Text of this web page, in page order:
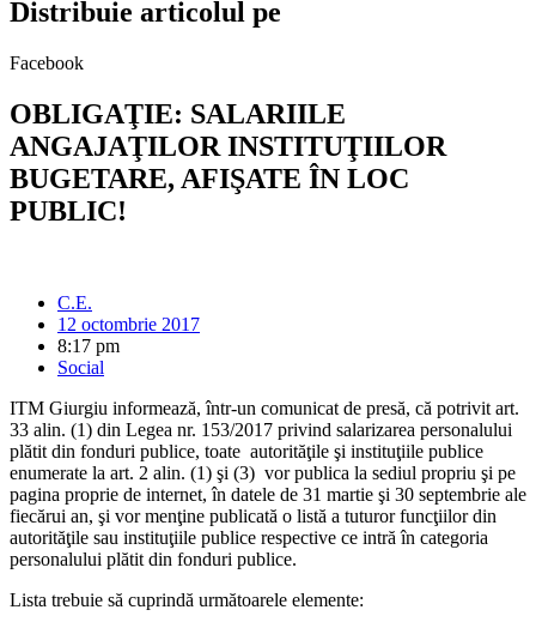
Distribuie articolul pe
Facebook
OBLIGAŢIE: SALARIILE
ANGAJAŢILOR INSTITUŢIILOR
BUGETARE, AFIŞATE ÎN LOC
PUBLIC!
C.E.
12 octombrie 2017
8:17 pm
Social
ITM Giurgiu informează, într-un comunicat de presă, că potrivit art.
33 alin. (1) din Legea nr. 153/2017 privind salarizarea personalului
plătit din fonduri publice, toate autorităţile şi instituţiile publice
enumerate la art. 2 alin. (1) şi (3) vor publica la sediul propriu şi pe
pagina proprie de internet, în datele de 31 martie şi 30 septembrie ale
fiecărui an, şi vor menţine publicată o listă a tuturor funcţiilor din
autorităţile sau instituţiile publice respective ce intră în categoria
personalului plătit din fonduri publice.
Lista trebuie să cuprindă următoarele elemente: